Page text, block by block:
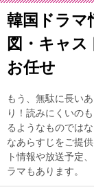
韓国ドラマ
図・キャ
お任せ
もう、無駄に長い
り！読みにくいの
るようなものでは
なあらすじをご提
ト情報や放送予定
ラマもあります。